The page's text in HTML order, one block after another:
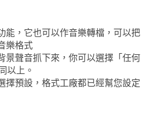
能，它也可以作音樂轉檔，可以把
樂格式
景聲音抓下來，你可以選擇「任何
以上。
擇預設，格式工廠都已經幫您設定